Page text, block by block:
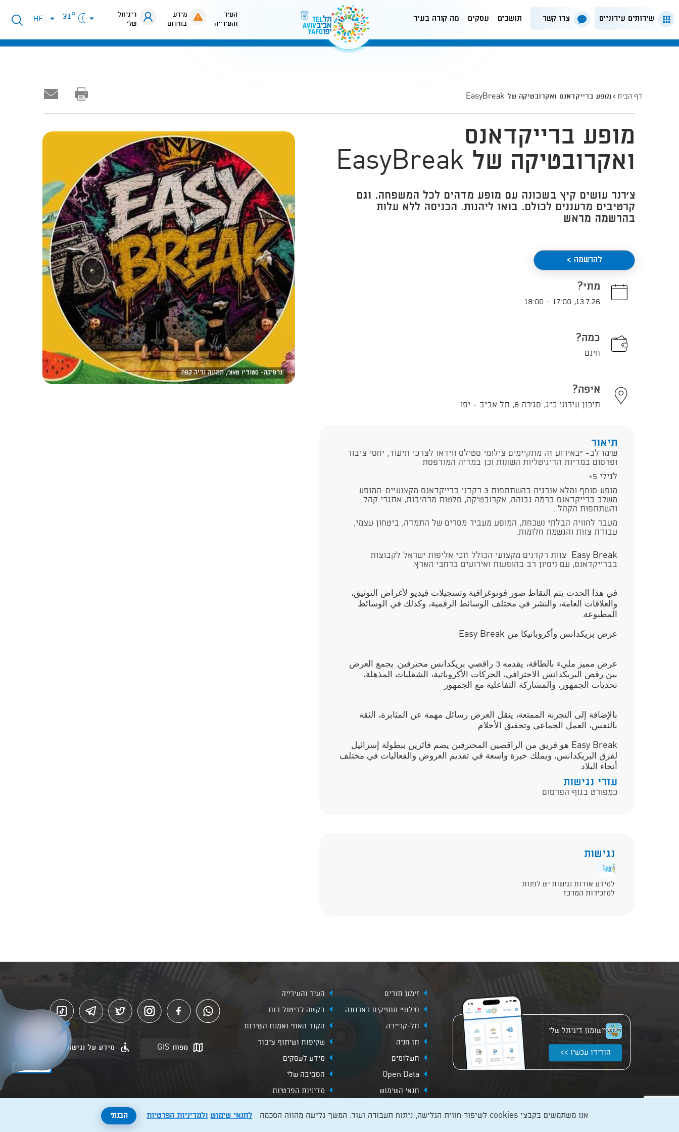
שירותים עירוניים צרו קשר תושבים עסקים מה קורה בעיר
העיר
והעירייה
מידע
בחירום
דיגיתל
שלי
31°
פתיחת
תפריט
HE
דף הבית מופע ברייקדאנס ואקרובטיקה של EasyBreak
גרפיקה- סטודיו טאצ', תמונה נריה קפח
מופע ברייקדאנס
ואקרובטיקה של EasyBreak
צ'רנר עושים קיץ בשכונה עם מופע מדהים לכל המשפחה. וגם
קרטיבים מרעננים לכולם. בואו ליהנות. הכניסה ללא עלות
בהרשמה מראש
להרשמה >
מתי?
13.7.26
,
17:00
-
18:00
כמה?
חינם
איפה?
תיכון עירוני כ"ג, סג'רה 8, תל אביב - יפו
תיאור
שימו לב- "באירוע זה מתקיימים צילומי סטילס ווידאו לצרכי תיעוד, יחסי ציבור
ופרסום במדיות הדיגיטליות השונות וכן במדיה המודפסת
לגילי 5+
מופע סוחף ומלא אנרגיה בהשתתפות 3 רקדני ברייקדאנס מקצועיים. המופע
משלב ברייקדאנס ברמה גבוהה, אקרובטיקה, סלטות מרהיבות, אתגרי קהל
והשתתפות הקהל .
מעבר לחוויה הבלתי נשכחת, המופע מעביר מסרים של התמדה, ביטחון עצמי,
עבודת צוות והגשמת חלומות.
Easy Break צוות רקדנים מקצועי הכולל זוכי אליפות ישראל לקבוצות
בברייקדאנס, עם ניסיון רב בהופעות ואירועים ברחבי הארץ.
في هذا الحدث يتم التقاط صور فوتوغرافية وتسجيلات فيديو لأغراض التوثيق،
والعلاقات العامة، والنشر في مختلف الوسائط الرقمية، وكذلك في الوسائط
المطبوعة.
عرض بريكدانس وأكروباتيكا من Easy Break
عرض مميز مليء بالطاقة، يقدمه 3 راقصي بريكدانس محترفين. يجمع العرض
بين رقص البريكدانس الاحترافي، الحركات الأكروباتية، الشقلبات المذهلة،
تحديات الجمهور، والمشاركة التفاعلية مع الجمهور
بالإضافة إلى التجربة الممتعة، ينقل العرض رسائل مهمة عن المثابرة، الثقة
بالنفس، العمل الجماعي وتحقيق الأحلام.
Easy Break هو فريق من الراقصين المحترفين يضم فائزين ببطولة إسرائيل
لفرق البريكدانس، ويملك خبرة واسعة في تقديم العروض والفعاليات في مختلف
أنحاء البلاد.
עזרי נגישות
כמפורט בגוף הפרסום
נגישות
למידע אודות נגישות יש לפנות
למזכירות המרכז
יישומון דיגיתל שלי
הורידו עכשיו >>
זימון תורים
העיר והעירייה
חילופי מחזיקים בארנונה
בקשה לביטול דוח
תל-קריירה
הקוד האתי ואמנת השירות
תו חניה
שקיפות ושיתוף ציבור
תשלומים
מידע לעסקים
Open Data
הסביבה שלי
תנאי השימוש מדיניות הפרטיות
מפות GIS מידע על נגישות
כל הזכויות שמורות לעיריית תל-אביב-יפו, אבן גבירול 69, טלפון: 3013* מהנייד. האתר מספק מידע כללי בלבד.
Created by: Layer. Digital studio אנו משתמשים בקבצי cookies לשיפור חווית הגלישה, ניתוח תעבורה ועוד. המשך גלישה מהווה הסכמה לתנאי שימוש ולמדיניות הפרטיות הבנתי